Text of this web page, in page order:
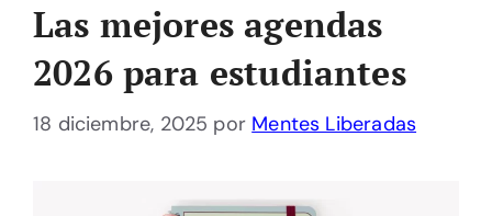
Las mejores agendas
2026 para estudiantes
18 diciembre, 2025 por Mentes Liberadas